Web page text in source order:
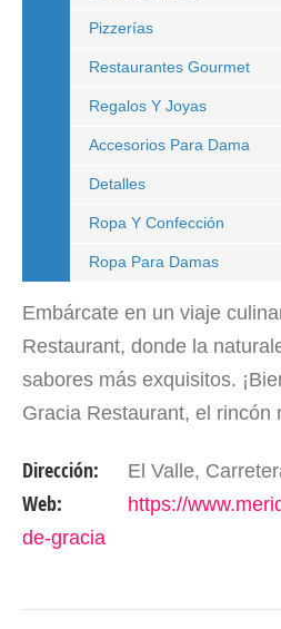
Pizzerías
Restaurantes Gourmet
Regalos Y Joyas
Accesorios Para Dama
Detalles
Ropa Y Confección
Ropa Para Damas
Embárcate en un viaje
Restaurant, donde la
sabores más exquisitos.
Gracia Restaurant, el rincón
con…
Dirección: El Valle, Carretera Principal, 300 Mts Adelante
Web:
https://
de-gracia